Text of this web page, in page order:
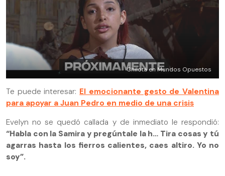
Chilota en Mundos Opuestos
Te puede interesar: El emocionante gesto de Valentina
para apoyar a Juan Pedro en medio de una crisis
Evelyn no se quedó callada y de inmediato le respondió:
“Habla con la Samira y pregúntale la h… Tira cosas y tú
agarras hasta los fierros calientes, caes altiro. Yo no
soy”.